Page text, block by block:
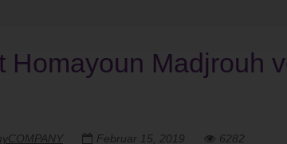
Homayoun Madjrouh
Februar 15, 2019 6282